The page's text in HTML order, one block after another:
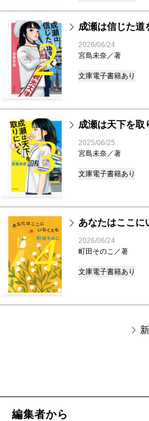
2
成瀬は信じた道
2026/06/24
宮島未奈／著
文庫電子書籍あり
3
成瀬は天下を取
2025/06/25
宮島未奈／著
文庫電子書籍あり
4
あなたはここに
2026/06/24
町田そのこ／著
文庫電子書籍あり
編集者から